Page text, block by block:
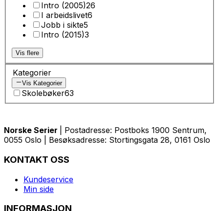
Intro (2005)26
I arbeidslivet6
Jobb i sikte5
Intro (2015)3
Vis flere
Kategorier
Vis Kategorier
Skolebøker63
Norske Serier
| Postadresse: Postboks 1900 Sentrum,
0055 Oslo | Besøksadresse: Stortingsgata 28, 0161 Oslo
KONTAKT OSS
Kundeservice
Min side
INFORMASJON